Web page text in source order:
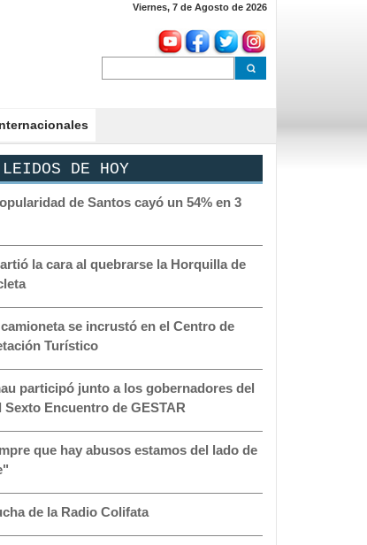
Viernes, 7 de Agosto de 2026
DE HOY
de Santos cayó un 54% en 3
la cara al quebrarse la Horquilla de
se incrustó en el Centro de
Turístico
participó junto a los gobernadores del
Sexto Encuentro de GESTAR
que hay abusos estamos del lado de
de la Radio Colifata